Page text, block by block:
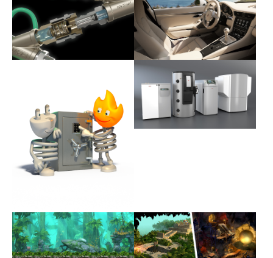
Show larger version
Show larger version Show larger version